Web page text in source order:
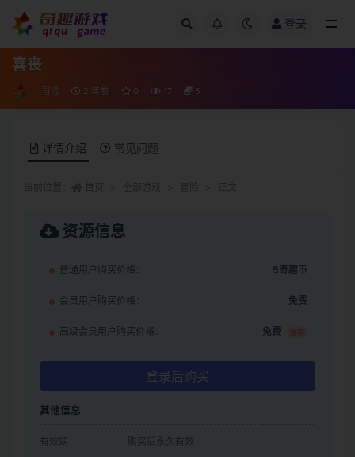
登录
喜丧
冒险 2 年前 0 17 5
详情介绍 常见问题
资源信息
普通用户购买价格： 5奇趣币
会员用户购买价格： 免费
高级会员用户购买价格： 免费 推荐
登录后购买
其他信息
有效期 购买后永久有效